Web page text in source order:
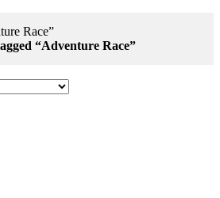
Race”
“Adventure Race”